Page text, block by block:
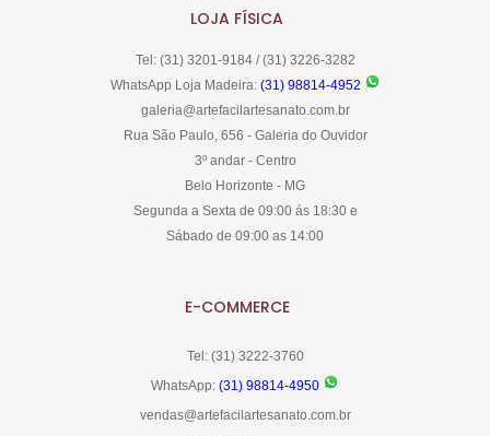
LOJA FÍSICA
Tel: (31) 3201-9184 / (31) 3226-3282
WhatsApp Loja Madeira: (31) 98814-4952
galeria@artefacilartesanato.com.br
Rua São Paulo, 656 - Galeria do Ouvidor
3º andar - Centro
Belo Horizonte - MG
Segunda a Sexta de 09:00 ás 18:30 e
Sábado de 09:00 as 14:00
E-COMMERCE
Tel: (31) 3222-3760
WhatsApp: (31) 98814-4950
vendas@artefacilartesanato.com.br